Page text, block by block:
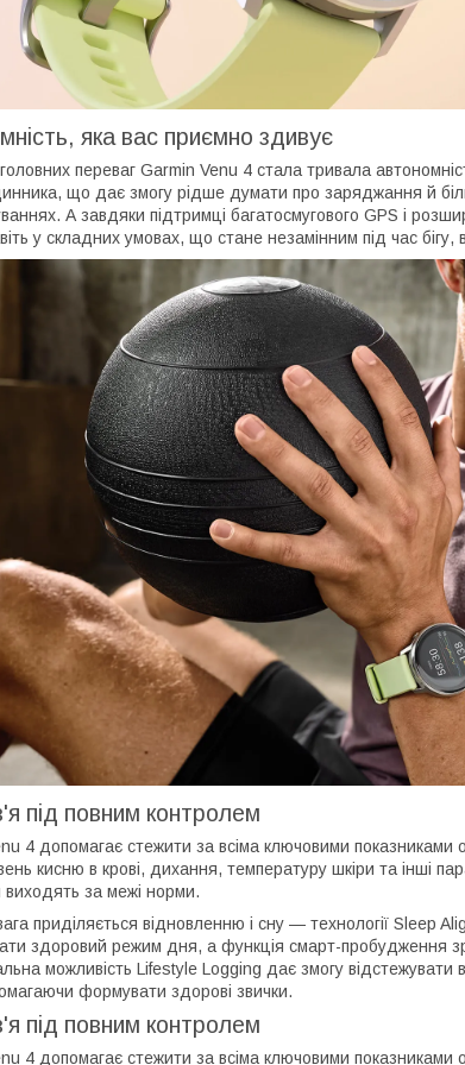
яка вас приємно здивує
переваг Garmin Venu 4 стала тривала
що дає змогу рідше думати про заряджання й
А завдяки підтримці багатосмугового GPS і
у складних умовах, що стане незамінним під час
під повним контролем
4 допомагає стежити за всіма ключовими показниками
кисню в крові, дихання, температуру шкіри та інші
виходять за межі норми.
приділяється відновленню і сну — технології Sleep
здоровий режим дня, а функція смарт-пробудження
можливість Lifestyle Logging дає змогу
формувати здорові звички.
під повним контролем
4 допомагає стежити за всіма ключовими показниками